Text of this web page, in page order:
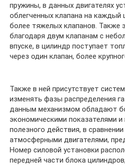
пружины, в данных двигателях
облегченных клапана на каждый
более тяжелых клапанов. Также
благодаря двум клапанам с
впуске, в цилиндр поступает
через один клапан, более
Также в ней присутствует
изменять фазы распределения
данным механизмом обладают
экономическими показателями
полезного действия, в
атмосферными двигателями,
Номер силовой установки
передней части блока